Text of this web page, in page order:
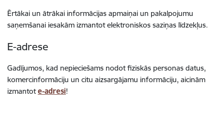
Ērtākai un ātrākai informācijas apmaiņai un pakalpojumu
saņemšanai iesakām izmantot elektroniskos saziņas līdzekļus.
E-adrese
Gadījumos, kad nepieciešams nodot fiziskās personas datus,
komercinformāciju un citu aizsargājamu informāciju, aicinām
izmantote-adresi!